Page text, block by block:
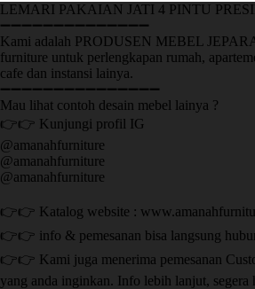
LEMARI PAKAIAN JATI 4 PINTU
➖➖➖➖➖➖➖➖➖➖➖➖➖➖
Kami adalah PRODUSEN MEBEL
furniture untuk perlengkapan rumah,
cafe dan instansi lainya.
➖➖➖➖➖➖➖➖➖➖➖➖➖➖➖
Mau lihat contoh desain mebel lainya ?
👉👉 Kunjungi profil IG
@amanahfurniture
@amanahfurniture
@amanahfurniture
👉👉 Katalog website :
👉👉 info & pemesanan bisa langsung
👉👉 Kami juga menerima pemesanan
yang anda inginkan. Info lebih lanjut, segera